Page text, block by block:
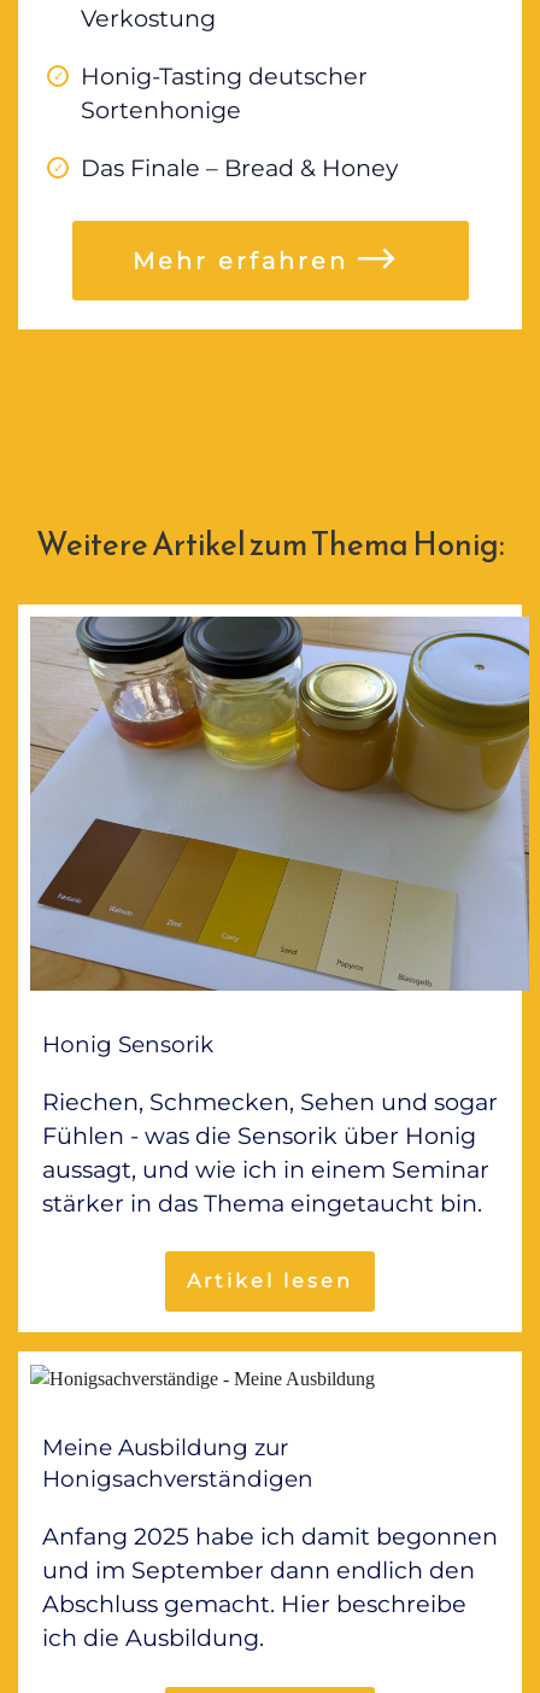
Verkostung
Honig-Tasting deutscher
Sortenhonige
Das Finale – Bread & Honey
Mehr erfahren
Weitere Artikel zum Thema Honig:
Honig Sensorik
Riechen, Schmecken, Sehen und sogar
Fühlen - was die Sensorik über Honig
aussagt, und wie ich in einem Seminar
stärker in das Thema eingetaucht bin.
Artikel lesen
Meine Ausbildung zur
Honigsachverständigen
Anfang 2025 habe ich damit begonnen
und im September dann endlich den
Abschluss gemacht. Hier beschreibe
ich die Ausbildung.